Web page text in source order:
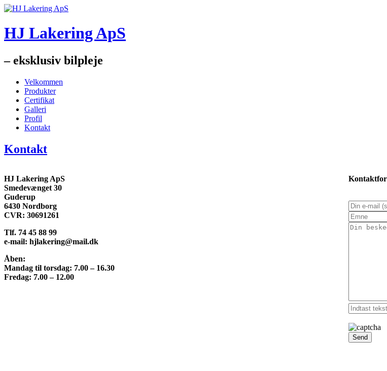
HJ Lakering ApS
– eksklusiv bilpleje
Velkommen
Produkter
Certifikat
Galleri
Profil
Kontakt
Kontakt
HJ Lakering ApS
Smedevænget 30
Guderup
6430 Nordborg
CVR: 30691261
Tlf. 74 45 88 99
e-mail: hjlakering@mail.dk
Åben:
Mandag til torsdag: 7.00 – 16.30
Fredag: 7.00 – 12.00